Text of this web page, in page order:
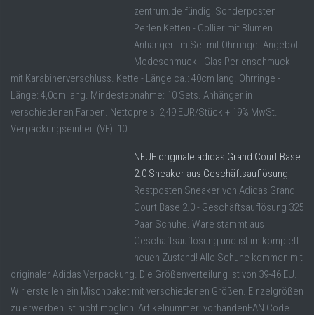
zentrum.de fündig! Sonderposten
Perlen Ketten - Collier mit Blumen
Anhänger. Im Set mit Ohrringe. Angebot.
Modeschmuck - Glas Perlenschmuck
mit Karabinerverschluss. Kette - Länge ca.: 40cm lang. Ohrringe -
Länge: 4,0cm lang. Mindestabnahme: 10 Sets. Anhänger in
verschiedenen Farben. Nettopreis: 2,49 EUR/Stück + 19% MwSt.
Verpackungseinheit (VE): 10 ...
NEUE originale adidas Grand Court Base
2.0 Sneaker aus Geschäftsauflösung
Restposten Sneaker von Adidas Grand
Court Base 2.0 - Geschäftsauflösung 325
Paar Schuhe. Ware stammt aus
Geschäftsauflösung und ist im komplett
neuen Zustand! Alle Schuhe kommen mit
originaler Adidas Verpackung. Die Größenverteilung ist von 39-46 EU.
Wir erstellen ein Mischpaket mit verschiedenen Größen. Einzelgrößen
zu erwerben ist nicht möglich! Artikelnummer: vorhandenEAN Code